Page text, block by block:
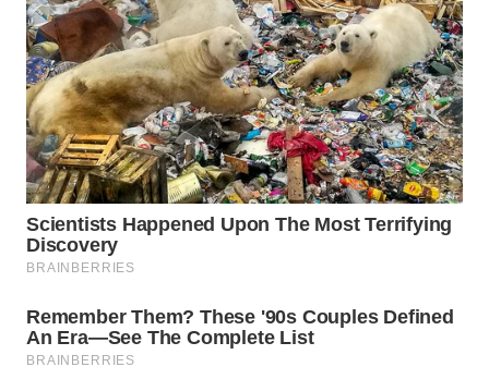
WN
NIAS
WN
LANGKAT
WN
TAPANULI
SELATAN
TANJUNG
LESUNG